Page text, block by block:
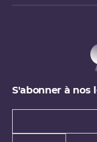
S'abonner à nos
Types de